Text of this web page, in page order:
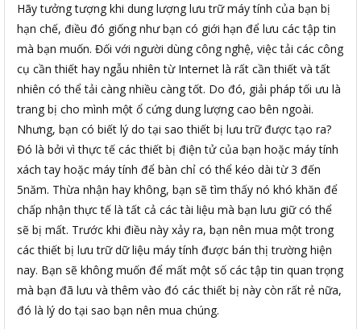
Hãy tưởng tượng khi dung lượng lưu trữ máy tính của bạn bị
hạn chế, điều đó giống như bạn có giới hạn để lưu các tập tin
mà bạn muốn. Đối với người dùng công nghệ, việc tải các công
cụ cần thiết hay ngẫu nhiên từ Internet là rất cần thiết và tất
nhiên có thể tải càng nhiều càng tốt. Do đó, giải pháp tối ưu là
trang bị cho mình một ổ cứng dung lượng cao bên ngoài.
Nhưng, bạn có biết lý do tại sao thiết bị lưu trữ được tạo ra?
Đó là bởi vì thực tế các thiết bị điện tử của bạn hoặc máy tính
xách tay hoặc máy tính để bàn chỉ có thể kéo dài từ 3 đến
5năm. Thừa nhận hay không, bạn sẽ tìm thấy nó khó khăn để
chấp nhận thực tế là tất cả các tài liệu mà bạn lưu giữ có thể
sẽ bị mất. Trước khi điều này xảy ra, bạn nên mua một trong
các thiết bị lưu trữ dữ liệu máy tính được bán thị trường hiện
nay. Bạn sẽ không muốn để mất một số các tập tin quan trọng
mà bạn đã lưu và thêm vào đó các thiết bị này còn rất rẻ nữa,
đó là lý do tại sao bạn nên mua chúng.